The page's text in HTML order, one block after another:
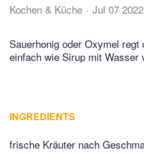
Kochen & Küche Jul 07 2022
Sauerhonig oder Oxymel
einfach wie Sirup mit Wasser
INGREDIENTS
frische Kräuter nach